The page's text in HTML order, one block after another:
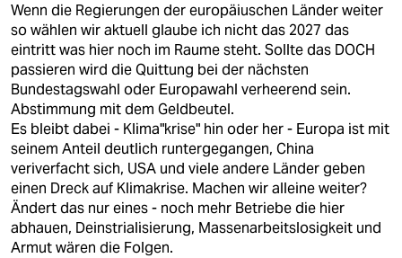
Wenn die Regierungen der europäiuschen Länder weiter
so wählen wir aktuell glaube ich nicht das 2027 das
eintritt was hier noch im Raume steht. Sollte das DOCH
passieren wird die Quittung bei der nächsten
Bundestagswahl oder Europawahl verheerend sein.
Abstimmung mit dem Geldbeutel.
Es bleibt dabei - Klima"krise" hin oder her - Europa ist mit
seinem Anteil deutlich runtergegangen, China
veriverfacht sich, USA und viele andere Länder geben
einen Dreck auf Klimakrise. Machen wir alleine weiter?
Ändert das nur eines - noch mehr Betriebe die hier
abhauen, Deinstrialisierung, Massenarbeitslosigkeit und
Armut wären die Folgen.